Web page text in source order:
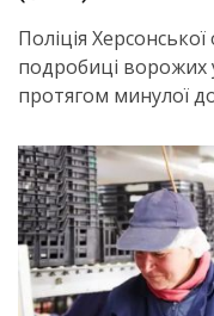
Поліція
подробиці ворожих
протягом минулої